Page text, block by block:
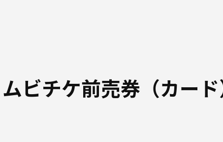
ビチケ前売券（カー